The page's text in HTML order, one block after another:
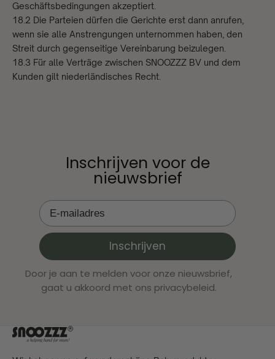
Geschäftsbedingungen akzeptiert.
18.2 Die Parteien dürfen die Gerichte erst dann anrufen,
wenn sie alle Anstrengungen unternommen haben, den
Streit durch gegenseitige Vereinbarung beizulegen.
18.3 Für alle Verträge zwischen SNOOZZZ BV und dem
Kunden gilt niederländisches Recht.
Inschrijven voor de
nieuwsbrief
Inschrijven
Door je aan te melden voor onze nieuwsbrief,
gaat u akkoord met ons privacybeleid.